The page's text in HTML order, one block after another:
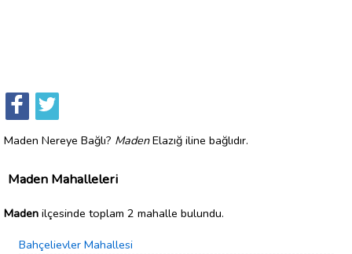
Maden Nereye Bağlı? MadenElazığ iline bağlıdır.
Maden Mahalleleri
Maden ilçesinde toplam 2 mahalle bulundu.
Bahçelievler Mahallesi